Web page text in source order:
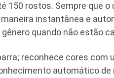
150 rostos. Sempre que o
instantânea e
quando não estão
reconhece cores com
automático de